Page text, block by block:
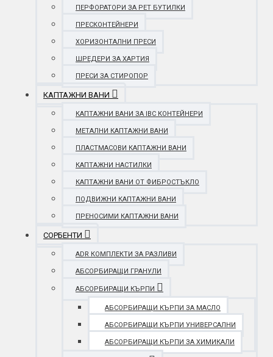
ПЕРФОРАТОРИ ЗА PET БУТИЛКИ
ПРЕСКОНТЕЙНЕРИ
ХОРИЗОНТАЛНИ ПРЕСИ
ШРЕДЕРИ ЗА ХАРТИЯ
ПРЕСИ ЗА СТИРОПОР
КАПТАЖНИ ВАНИ
КАПТАЖНИ ВАНИ ЗА IBC КОНТЕЙНЕРИ
МЕТАЛНИ КАПТАЖНИ ВАНИ
ПЛАСТМАСОВИ КАПТАЖНИ ВАНИ
КАПТАЖНИ НАСТИЛКИ
КАПТАЖНИ ВАНИ ОТ ФИБРОСТЪКЛО
ПОДВИЖНИ КАПТАЖНИ ВАНИ
ПРЕНОСИМИ КАПТАЖНИ ВАНИ
СОРБЕНТИ
ADR КОМПЛЕКТИ ЗА РАЗЛИВИ
АБСОРБИРАЩИ ГРАНУЛИ
АБСОРБИРАЩИ КЪРПИ
АБСОРБИРАЩИ КЪРПИ ЗА МАСЛО
АБСОРБИРАЩИ КЪРПИ УНИВЕРСАЛНИ
АБСОРБИРАЩИ КЪРПИ ЗА ХИМИКАЛИ